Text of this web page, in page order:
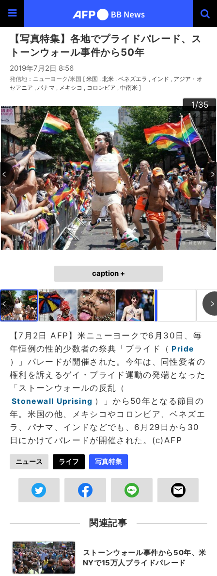
【写真特集】各地でプライドパレード、ス
トーンウォール事件から50年
2019年7月2日 8:56
発信地：ニューヨーク/米国 [ 米国 北米 ベネズエラ インド
アジア・オ
セアニア
パナマ メキシコ コロンビア 中南米 ]
1/35
2/35
3/35
4/35
5/35
6/35
7/35
8/35
9/35
10/35
11/35
12/35
13/35
14/35
15/35
16/35
17/35
18/35
19/35
20/35
21/35
22/35
23/35
24/35
25/35
26/35
27/35
28/35
29/35
30/35
31/35
32/35
33/35
34/35
35/35
caption +
成中 画像作成中
【7月2日 AFP】米ニューヨークで6月30日、毎
年恒例の性的少数者の祭典「プライド（ Pride
）」パレードが開催された。今年は、同性愛者の
権利を訴えるゲイ・プライド運動の発端となった
「ストーンウォールの反乱（
Stonewall Uprising ）」から50年となる節目の
年。米国の他、メキシコやコロンビア、ベネズエ
ラ、パナマ、インドなどでも、6月29日から30
日にかけてパレードが開催された。(c)AFP
ニュース ライフ 写真特集
関連記事
ストーンウォール事件から50年、米
NYで15万人プライドパレード